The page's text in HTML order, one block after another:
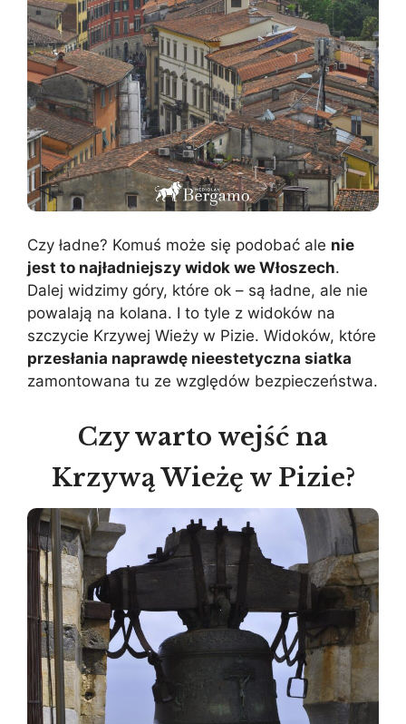
Czy ładne? Komuś może się podobać ale nie
jest to najładniejszy widok we Włoszech.
Dalej widzimy góry, które ok – są ładne, ale nie
powalają na kolana. I to tyle z widoków na
szczycie Krzywej Wieży w Pizie. Widoków, które
przesłania naprawdę nieestetyczna siatka
zamontowana tu ze względów bezpieczeństwa.
Czy warto wejść na
Krzywą Wieżę w Pizie?